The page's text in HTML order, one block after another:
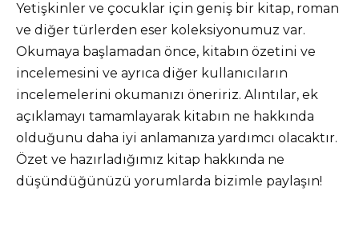
Yetişkinler ve çocuklar için geniş bir kitap, roman
ve diğer türlerden eser koleksiyonumuz var.
Okumaya başlamadan önce, kitabın özetini ve
incelemesini ve ayrıca diğer kullanıcıların
incelemelerini okumanızı öneririz. Alıntılar, ek
açıklamayı tamamlayarak kitabın ne hakkında
olduğunu daha iyi anlamanıza yardımcı olacaktır.
Özet ve hazırladığımız kitap hakkında ne
düşündüğünüzü yorumlarda bizimle paylaşın!